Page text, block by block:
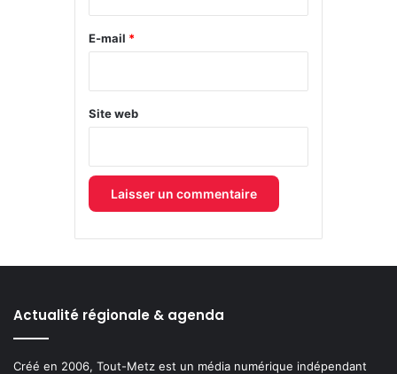
e
E-mail *
Site web
Actualité régionale & agenda
Créé en 2006, Tout-Metz est un média numérique indépendant